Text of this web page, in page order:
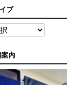
ブ
案内